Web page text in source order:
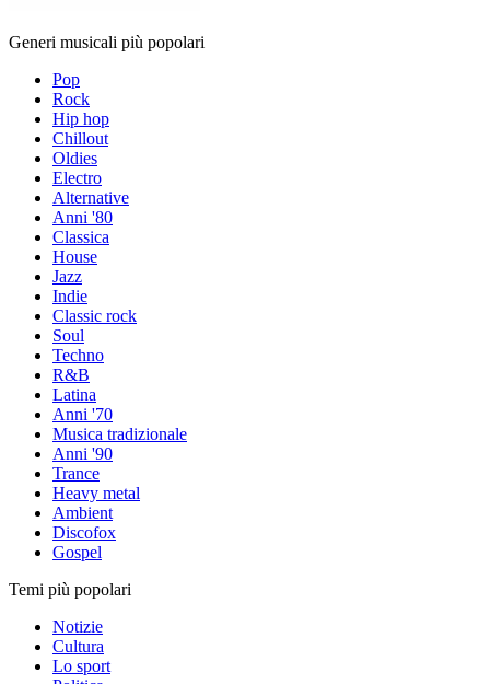
Generi musicali più popolari
Pop
Rock
Hip hop
Chillout
Oldies
Electro
Alternative
Anni '80
Classica
House
Jazz
Indie
Classic rock
Soul
Techno
R&B
Latina
Anni '70
Musica tradizionale
Anni '90
Trance
Heavy metal
Ambient
Discofox
Gospel
Temi più popolari
Notizie
Cultura
Lo sport